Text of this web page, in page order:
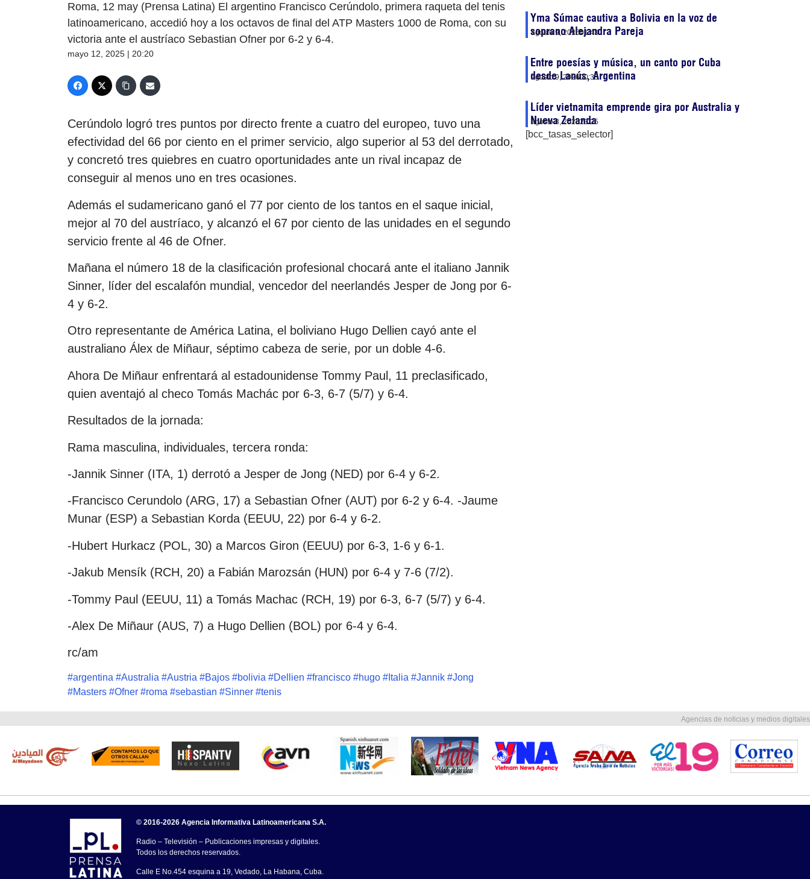
Roma, 12 may (Prensa Latina) El argentino Francisco Cerúndolo, primera raqueta del tenis
latinoamericano, accedió hoy a los octavos de final del ATP Masters 1000 de Roma, con su
victoria ante el austríaco Sebastian Ofner por 6-2 y 6-4.
mayo 12, 2025 | 20:20
Cerúndolo logró tres puntos por directo frente a cuatro del europeo, tuvo una
efectividad del 66 por ciento en el primer servicio, algo superior al 53 del derrotado,
y concretó tres quiebres en cuatro oportunidades ante un rival incapaz de
conseguir al menos uno en tres ocasiones.
Además el sudamericano ganó el 77 por ciento de los tantos en el saque inicial,
mejor al 70 del austríaco, y alcanzó el 67 por ciento de las unidades en el segundo
servicio frente al 46 de Ofner.
Mañana el número 18 de la clasificación profesional chocará ante el italiano Jannik
Sinner, líder del escalafón mundial, vencedor del neerlandés Jesper de Jong por 6-
4 y 6-2.
Otro representante de América Latina, el boliviano Hugo Dellien cayó ante el
australiano Álex de Miñaur, séptimo cabeza de serie, por un doble 4-6.
Ahora De Miñaur enfrentará al estadounidense Tommy Paul, 11 preclasificado,
quien aventajó al checo Tomás Machác por 6-3, 6-7 (5/7) y 6-4.
Resultados de la jornada:
Rama masculina, individuales, tercera ronda:
-Jannik Sinner (ITA, 1) derrotó a Jesper de Jong (NED) por 6-4 y 6-2.
-Francisco Cerundolo (ARG, 17) a Sebastian Ofner (AUT) por 6-2 y 6-4. -Jaume
Munar (ESP) a Sebastian Korda (EEUU, 22) por 6-4 y 6-2.
-Hubert Hurkacz (POL, 30) a Marcos Giron (EEUU) por 6-3, 1-6 y 6-1.
-Jakub Mensík (RCH, 20) a Fabián Marozsán (HUN) por 6-4 y 7-6 (7/2).
-Tommy Paul (EEUU, 11) a Tomás Machac (RCH, 19) por 6-3, 6-7 (5/7) y 6-4.
-Alex De Miñaur (AUS, 7) a Hugo Dellien (BOL) por 6-4 y 6-4.
rc/am
#argentina #Australia #Austria #Bajos #bolivia #Dellien #francisco #hugo # Italia #Jannik #Jong
#Masters #Ofner #roma #sebastian #Sinner #tenis
Yma Súmac cautiva a Bolivia en la voz de
soprano Alejandra Pareja
agosto 9, 202601:43
Entre poesías y música, un canto por Cuba
desde Lanús, Argentina
agosto 9, 202600:33
Líder vietnamita emprende gira por Australia y
Nueva Zelanda
agosto 8, 202623:25
[bcc_tasas_selector]
Agencias de noticias y medios digitales
© 2016-2026 Agencia Informativa Latinoamericana S.A.
Radio – Televisión – Publicaciones impresas y digitales.
Todos los derechos reservados.
Calle E No.454 esquina a 19, Vedado, La Habana, Cuba.